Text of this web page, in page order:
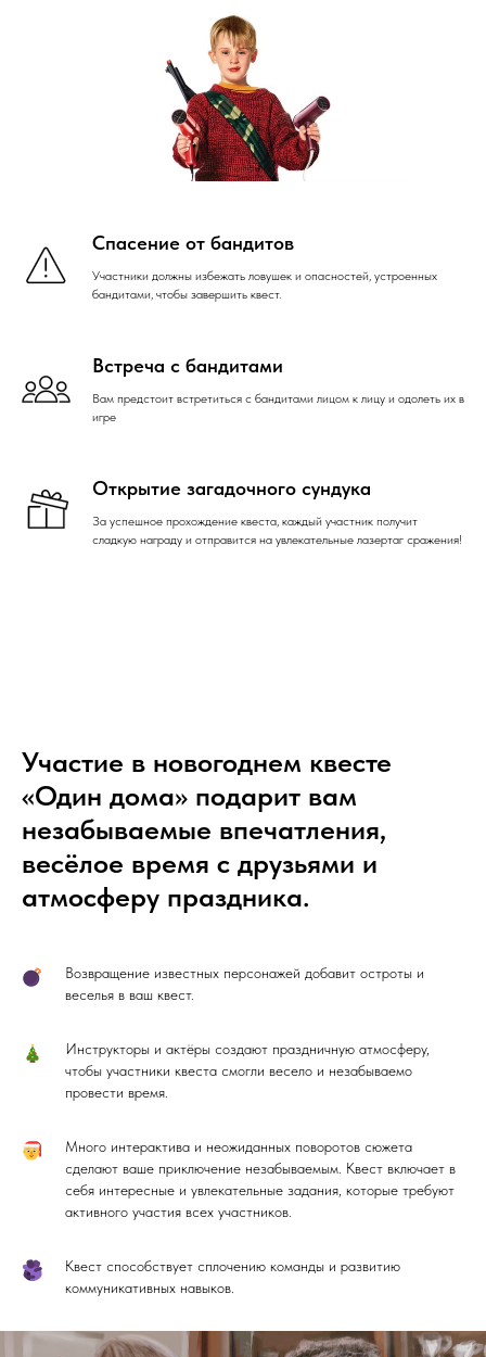
Спасение от бандитов
Участники должны избежать ловушек и опасностей, устроенных
бандитами, чтобы завершить квест.
Встреча с бандитами
Вам предстоит встретиться с бандитами лицом к лицу и одолеть их в
игре
Открытие загадочного сундука
За успешное прохождение квеста, каждый участник получит
сладкую награду и отправится на увлекательные лазертаг сражения!
Участие в новогоднем квесте
«Один дома» подарит вам
незабываемые впечатления,
весёлое время с друзьями и
атмосферу праздника.
Возвращение известных персонажей добавит остроты и
веселья в ваш квест.
Инструкторы и актёры создают праздничную атмосферу,
чтобы участники квеста смогли весело и незабываемо
провести время.
Много интерактива и неожиданных поворотов сюжета
сделают ваше приключение незабываемым. Квест включает в
себя интересные и увлекательные задания, которые требуют
активного участия всех участников.
Квест способствует сплочению команды и развитию
коммуникативных навыков.